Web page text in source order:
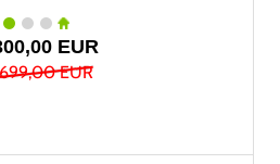
EUR
EUR